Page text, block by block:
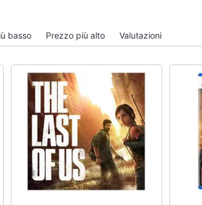
Vedi tutti Vedi tutti
Nintendo
Nintendo switch
Console Nintendo Switch
Nintendo Switch 2
Giochi nintendo switch
Vedi tutti
Pc e mondo
Pc Portatile
Videogiochi Pc
Pc Desktop
Sedia gaming
Vedi tutti
basso Prezzo più alto Valutazioni